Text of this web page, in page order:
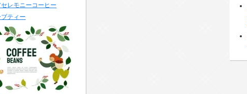
レモニーコーヒー
ティー